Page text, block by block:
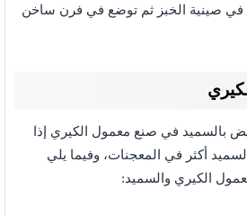
صينية الخبز ثم توضع في فرن ساخن
بالسميد في صنع معمول الكيري إذا
أكثر في المعجنات، وفيما يلي
الكيري والسميد: